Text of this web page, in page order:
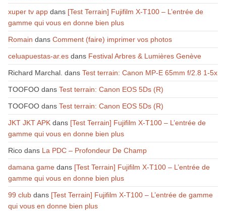
xuper tv appdans [Test Terrain] Fujifilm X-T100 – L’entrée de
gamme qui vous en donne bien plus
Romain dans Comment (faire) imprimer vos photos
celuapuestas-ar.esdans Festival Arbres & Lumières Genève
Richard Marchal. dans Test terrain: Canon MP-E 65mm f/2.8 1-5x
TOOFOOdans Test terrain: Canon EOS 5Ds (R)
TOOFOOdans Test terrain: Canon EOS 5Ds (R)
JKT JKT APKdans [Test Terrain] Fujifilm X-T100 – L’entrée de
gamme qui vous en donne bien plus
Ricodans La PDC – Profondeur De Champ
damana gamedans [Test Terrain] Fujifilm X-T100 – L’entrée de
gamme qui vous en donne bien plus
99 clubdans [Test Terrain] Fujifilm X-T100 – L’entrée de gamme
qui vous en donne bien plus